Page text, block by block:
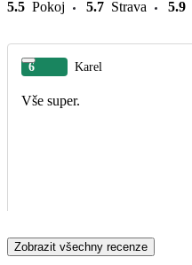
5.5 Pokoj 5.7 Strava 5.9
6 Karel
Vše super.
Zobrazit všechny recenze